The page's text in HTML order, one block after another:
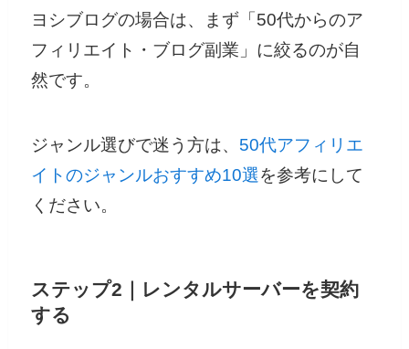
ヨシブログの場合は、まず「50代からのア
フィリエイト・ブログ副業」に絞るのが自
然です。
ジャンル選びで迷う方は、 50代アフィリエ
イトのジャンルおすすめ10選を参考にして
ください。
ステップ2｜レンタルサーバーを契約
する